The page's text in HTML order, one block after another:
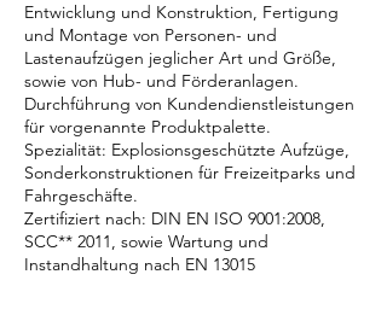
Entwicklung und Konstruktion, Fertigung
und Montage von Personen- und
Lastenaufzügen jeglicher Art und Größe,
sowie von Hub- und Förderanlagen.
Durchführung von Kundendienstleistungen
für vorgenannte Produktpalette.
Spezialität: Explosionsgeschützte Aufzüge,
Sonderkonstruktionen für Freizeitparks und
Fahrgeschäfte.
Zertifiziert nach: DIN EN ISO 9001:2008,
SCC** 2011, sowie Wartung und
Instandhaltung nach EN 13015